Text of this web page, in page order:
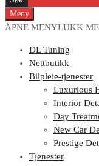
Meny
ÅPNE MENYLUKK
DL Tuning
Nettbutikk
Bilpleie-tjenester
Luxurious
Interior
Day
New Car
Prestige
Tjenester